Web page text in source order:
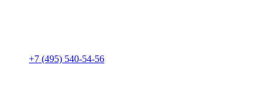
+7 (495) 540-54-56